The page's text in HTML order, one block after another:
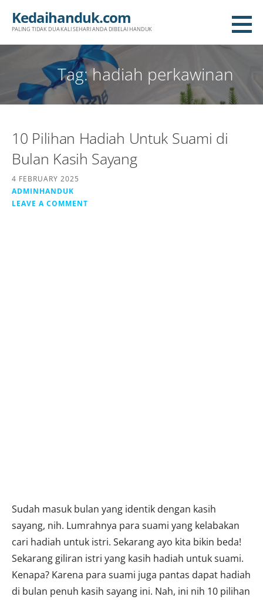
Kedaihanduk.com
PALING TIDAK DUA KALI SEHARI ANDA DIBELAI HANDUK
Tag: hadiah perkawinan
10 Pilihan Hadiah Untuk Suami di
Bulan Kasih Sayang
4 FEBRUARY 2025
ADMINHANDUK
LEAVE A COMMENT
Sudah masuk bulan yang identik dengan kasih
sayang, nih. Lumrahnya para suami yang kelabakan
cari hadiah untuk istri. Sekarang ayo kita bikin beda!
Sekarang giliran istri yang kasih hadiah untuk suami.
Kenapa? Karena para suami juga pantas dapat hadiah
di bulan penuh kasih sayang ini. Nah, ini nih 10 pilihan